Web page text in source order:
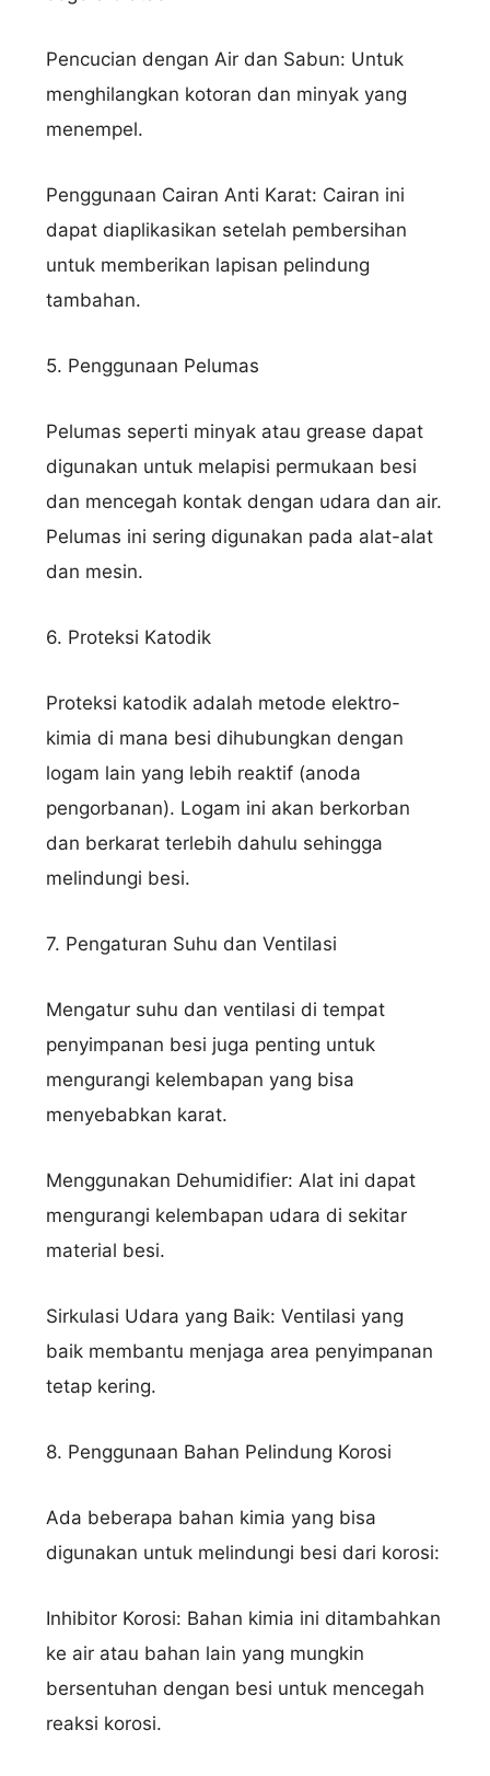
Pencucian dengan Air dan Sabun: Untuk
menghilangkan kotoran dan minyak yang
menempel.
Penggunaan Cairan Anti Karat: Cairan ini
dapat diaplikasikan setelah pembersihan
untuk memberikan lapisan pelindung
tambahan.
5. Penggunaan Pelumas
Pelumas seperti minyak atau grease dapat
digunakan untuk melapisi permukaan besi
dan mencegah kontak dengan udara dan air.
Pelumas ini sering digunakan pada alat-alat
dan mesin.
6. Proteksi Katodik
Proteksi katodik adalah metode elektro-
kimia di mana besi dihubungkan dengan
logam lain yang lebih reaktif (anoda
pengorbanan). Logam ini akan berkorban
dan berkarat terlebih dahulu sehingga
melindungi besi.
7. Pengaturan Suhu dan Ventilasi
Mengatur suhu dan ventilasi di tempat
penyimpanan besi juga penting untuk
mengurangi kelembapan yang bisa
menyebabkan karat.
Menggunakan Dehumidifier: Alat ini dapat
mengurangi kelembapan udara di sekitar
material besi.
Sirkulasi Udara yang Baik: Ventilasi yang
baik membantu menjaga area penyimpanan
tetap kering.
8. Penggunaan Bahan Pelindung Korosi
Ada beberapa bahan kimia yang bisa
digunakan untuk melindungi besi dari korosi:
Inhibitor Korosi: Bahan kimia ini ditambahkan
ke air atau bahan lain yang mungkin
bersentuhan dengan besi untuk mencegah
reaksi korosi.